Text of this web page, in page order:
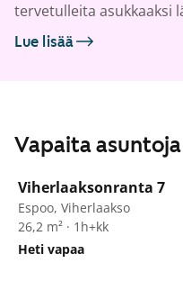
tervetulleita asukkaaksi
Lue lisää
Vapaita
/13
Viherlaaksonranta 7
Espoo, Viherlaakso
26,2 m² · 1h+kk
Heti vapaa